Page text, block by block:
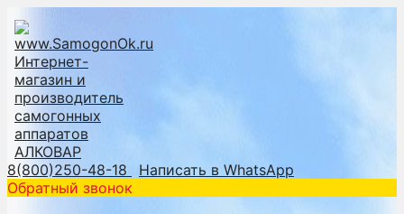
8(800)250-48-18
Написать в WhatsApp
Обратный звонок